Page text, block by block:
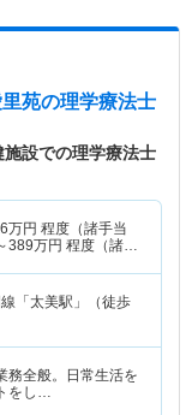
苑の理学療法士
設での理学療法士
万円 程度（諸手当
389万円 程度（諸手
線「太美駅」（徒歩
務全般。日常生活を
をし…